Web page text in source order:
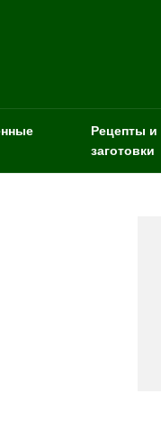
Рецепты и
заготовки